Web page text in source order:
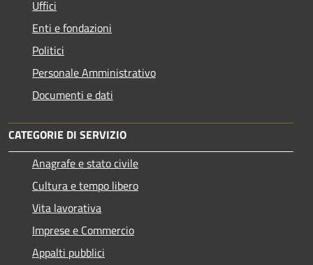
Uffici
Enti e fondazioni
Politici
Personale Amministrativo
Documenti e dati
CATEGORIE DI SERVIZIO
Anagrafe e stato civile
Cultura e tempo libero
Vita lavorativa
Imprese e Commercio
Appalti pubblici